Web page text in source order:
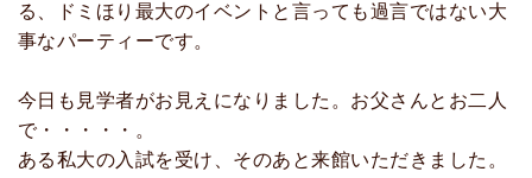
る、ドミほり最大のイベントと言っても過言ではない大
事なパーティーです。
今日も見学者がお見えになりました。お父さんとお二人
で・・・・・。
ある私大の入試を受け、そのあと来館いただきました。